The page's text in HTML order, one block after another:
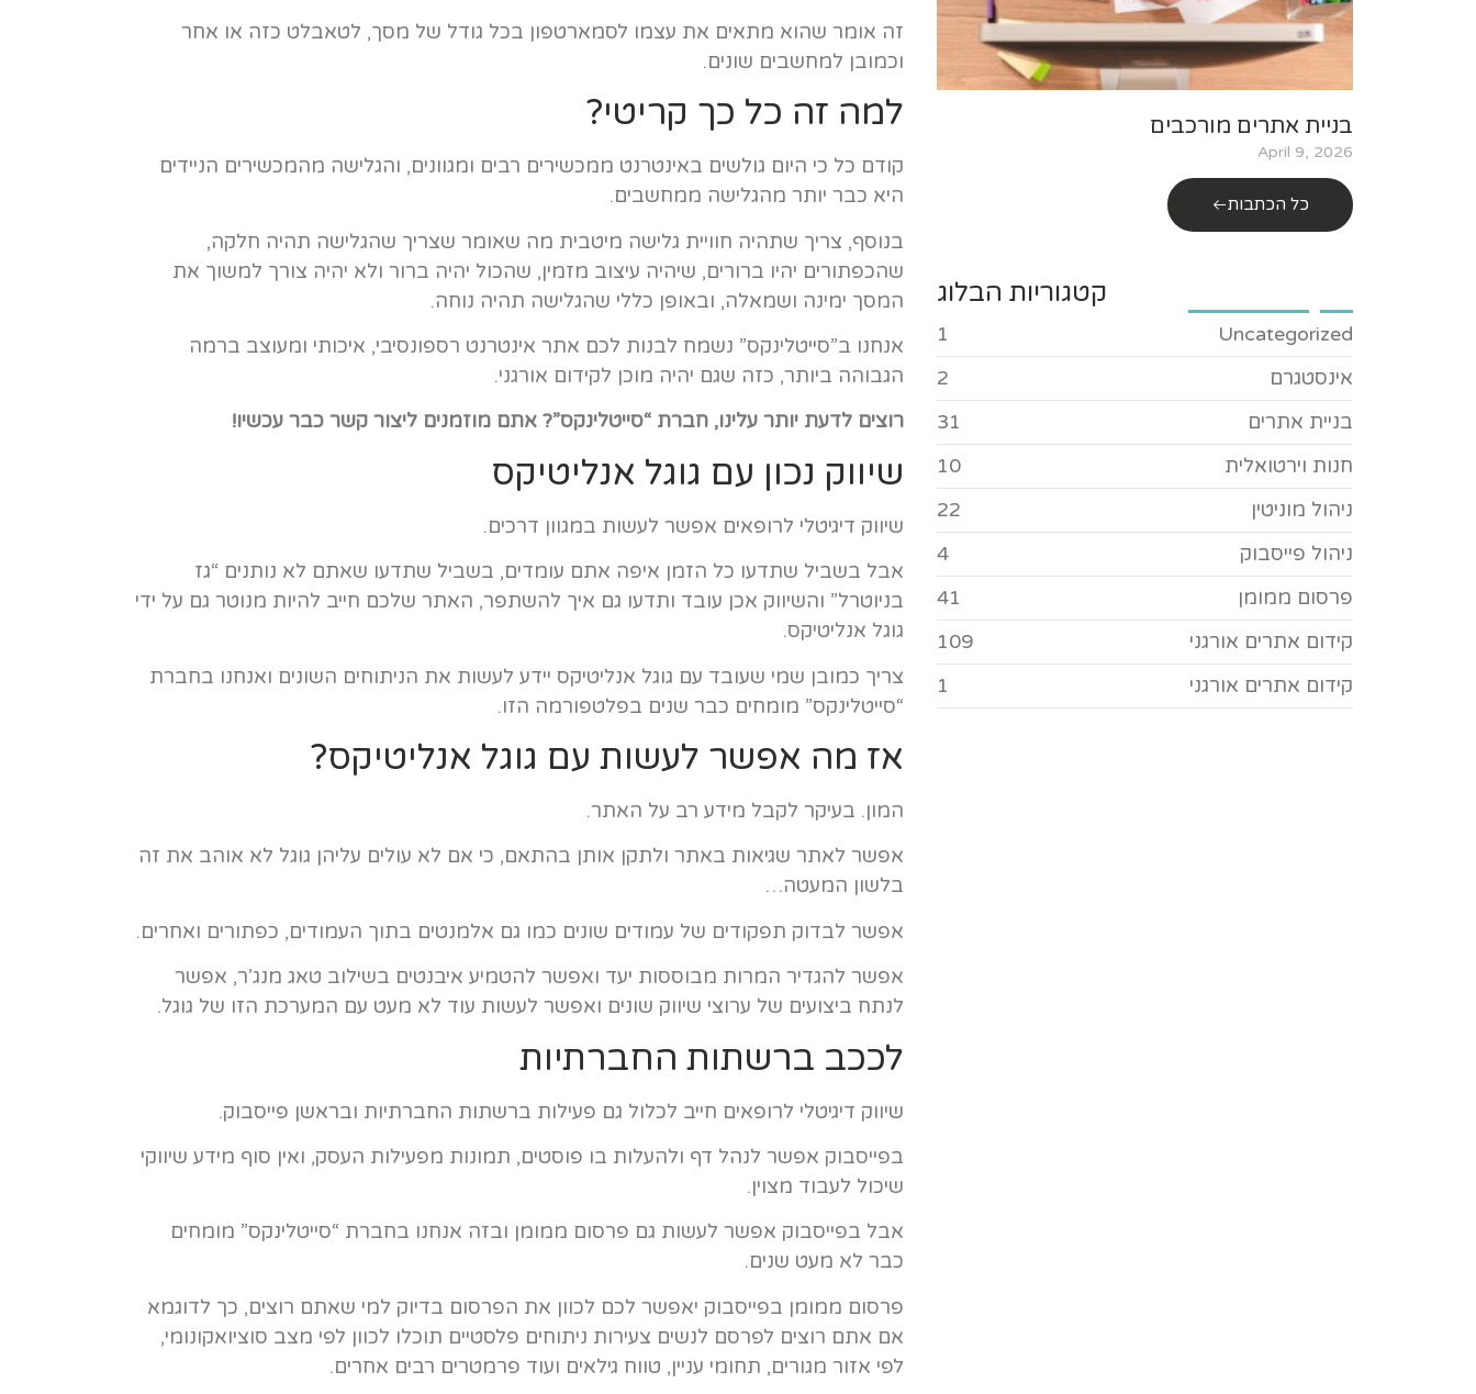
זה אומר שהוא מתאים את עצמו לסמארטפון בכל גודל של מסך, לטאבלט כזה או אחר
וכמובן למחשבים שונים.
למה זה כל כך קריטי?
קודם כל כי היום גולשים באינטרנט ממכשירים רבים ומגוונים, והגלישה מהמכשירים הניידים
היא כבר יותר מהגלישה ממחשבים.
בנוסף, צריך שתהיה חוויית גלישה מיטבית מה שאומר שצריך שהגלישה תהיה חלקה,
שהכפתורים יהיו ברורים, שיהיה עיצוב מזמין, שהכול יהיה ברור ולא יהיה צורך למשוך את
המסך ימינה ושמאלה, ובאופן כללי שהגלישה תהיה נוחה.
אנחנו ב”סייטלינקס” נשמח לבנות לכם אתר אינטרנט רספונסיבי, איכותי ומעוצב ברמה
הגבוהה ביותר, כזה שגם יהיה מוכן לקידום אורגני.
רוצים לדעת יותר עלינו, חברת “סייטלינקס”? אתם מוזמנים ליצור קשר כבר עכשיו!
שיווק נכון עם גוגל אנליטיקס
שיווק דיגיטלי לרופאים אפשר לעשות במגוון דרכים.
אבל בשביל שתדעו כל הזמן איפה אתם עומדים, בשביל שתדעו שאתם לא נותנים “גז
בניוטרל” והשיווק אכן עובד ותדעו גם איך להשתפר, האתר שלכם חייב להיות מנוטר גם על ידי
גוגל אנליטיקס.
צריך כמובן שמי שעובד עם גוגל אנליטיקס יידע לעשות את הניתוחים השונים ואנחנו בחברת
“סייטלינקס” מומחים כבר שנים בפלטפורמה הזו.
אז מה אפשר לעשות עם גוגל אנליטיקס?
המון. בעיקר לקבל מידע רב על האתר.
אפשר לאתר שגיאות באתר ולתקן אותן בהתאם, כי אם לא עולים עליהן גוגל לא אוהב את זה
בלשון המעטה…
אפשר לבדוק תפקודים של עמודים שונים כמו גם אלמנטים בתוך העמודים, כפתורים ואחרים.
אפשר להגדיר המרות מבוססות יעד ואפשר להטמיע איבנטים בשילוב טאג מנג’ר, אפשר
לנתח ביצועים של ערוצי שיווק שונים ואפשר לעשות עוד לא מעט עם המערכת הזו של גוגל.
לככב ברשתות החברתיות
שיווק דיגיטלי לרופאים חייב לכלול גם פעילות ברשתות החברתיות ובראשן פייסבוק.
בפייסבוק אפשר לנהל דף ולהעלות בו פוסטים, תמונות מפעילות העסק, ואין סוף מידע שיווקי
שיכול לעבוד מצוין.
אבל בפייסבוק אפשר לעשות גם פרסום ממומן ובזה אנחנו בחברת “סייטלינקס” מומחים
כבר לא מעט שנים.
פרסום ממומן בפייסבוק יאפשר לכם לכוון את הפרסום בדיוק למי שאתם רוצים, כך לדוגמא
אם אתם רוצים לפרסם לנשים צעירות ניתוחים פלסטיים תוכלו לכוון לפי מצב סוציואקונומי,
לפי אזור מגורים, תחומי עניין, טווח גילאים ועוד פרמטרים רבים אחרים.
בניית אתרים מורכבים
April 9, 2026
כל הכתבות
קטגוריות הבלוג
Uncategorized
1
אינסטגרם
2
בניית אתרים
31
חנות וירטואלית
10
ניהול מוניטין
22
ניהול פייסבוק
4
פרסום ממומן
41
קידום אתרים אורגני
109
קידום אתרים אורגני
1